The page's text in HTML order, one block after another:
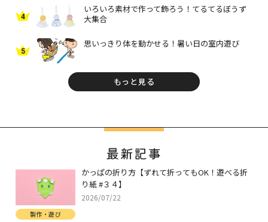
4
いろいろ素材で作って飾ろう！てるてるぼうず
大集合
5
思いっきり体を動かせる！暑い日の室内遊び
もっと見る
最新記事
かっぱの折り方【ずれて折ってもOK！遊べる折
り紙 #３４】
2026/07/22
製作・遊び